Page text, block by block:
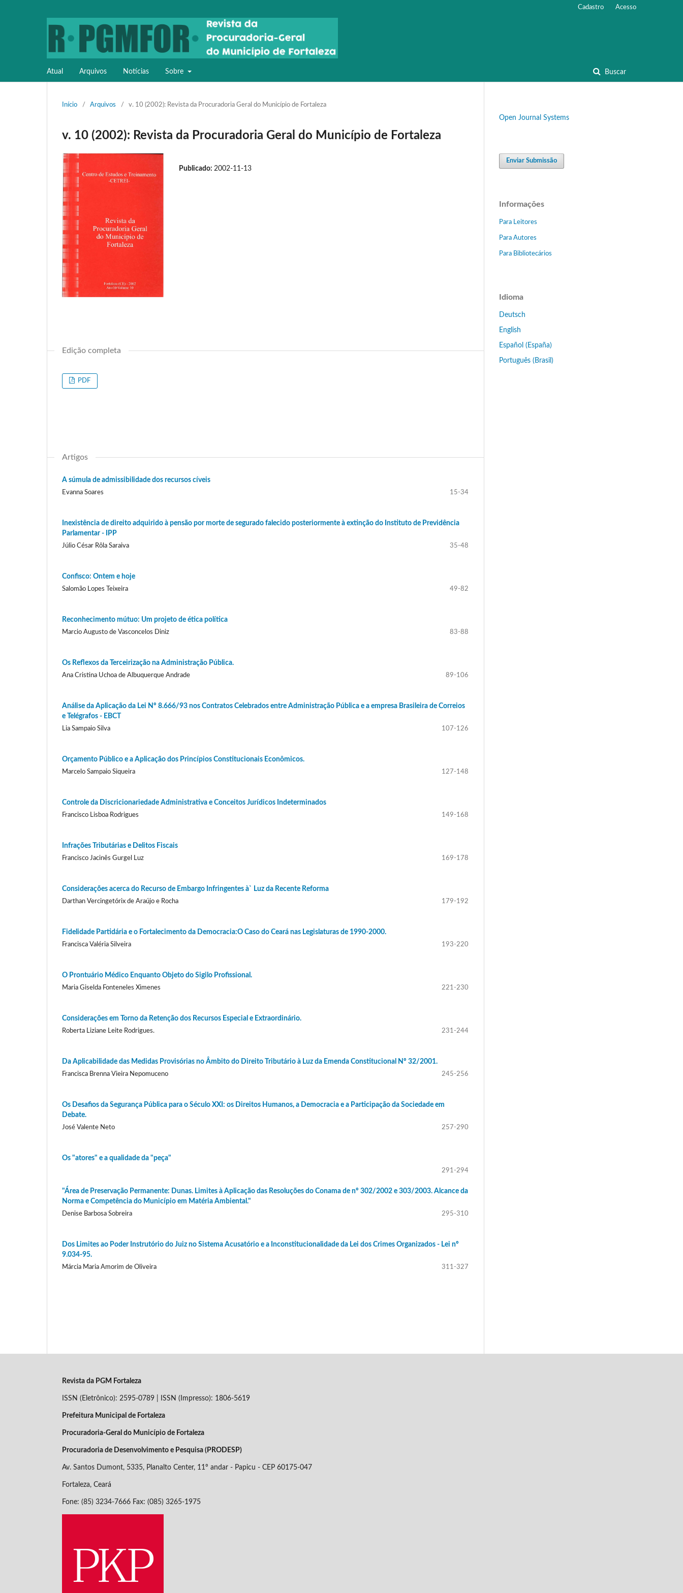
Atual Arquivos Notícias Sobre Buscar
Cadastro Acesso
Início / Arquivos / v. 10 (2002): Revista da Procuradoria Geral do Município de Fortaleza
v. 10 (2002): Revista da Procuradoria Geral do Município de Fortaleza
Publicado: 2002-11-13
Edição completa
PDF
Artigos
A súmula de admissibilidade dos recursos cíveis
Evanna Soares 15-34
Inexistência de direito adquirido à pensão por morte de segurado falecido posteriormente à extinção do Instituto de Previdência
Parlamentar - IPP
Júlio César Rôla Saraiva 35-48
Confisco: Ontem e hoje
Salomão Lopes Teixeira 49-82
Reconhecimento mútuo: Um projeto de ética política
Marcio Augusto de Vasconcelos Diniz 83-88
Os Reflexos da Terceirização na Administração Pública.
Ana Cristina Uchoa de Albuquerque Andrade 89-106
Análise da Aplicação da Lei Nº 8.666/93 nos Contratos Celebrados entre Administração Pública e a empresa Brasileira de Correios
e Telégrafos - EBCT
Lia Sampaio Silva 107-126
Orçamento Público e a Aplicação dos Princípios Constitucionais Econômicos.
Marcelo Sampaio Siqueira 127-148
Controle da Discricionariedade Administrativa e Conceitos Jurídicos Indeterminados
Francisco Lisboa Rodrigues 149-168
Infrações Tributárias e Delitos Fiscais
Francisco Jacinês Gurgel Luz 169-178
Considerações acerca do Recurso de Embargo Infringentes à` Luz da Recente Reforma
Darthan Vercingetórix de Araújo e Rocha 179-192
Fidelidade Partidária e o Fortalecimento da Democracia:O Caso do Ceará nas Legislaturas de 1990-2000.
Francisca Valéria Silveira 193-220
O Prontuário Médico Enquanto Objeto do Sigilo Profissional.
Maria Giselda Fonteneles Ximenes 221-230
Considerações em Torno da Retenção dos Recursos Especial e Extraordinário.
Roberta Liziane Leite Rodrigues. 231-244
Da Aplicabilidade das Medidas Provisórias no Âmbito do Direito Tributário à Luz da Emenda Constitucional Nº 32/2001.
Francisca Brenna Vieira Nepomuceno 245-256
Os Desafios da Segurança Pública para o Século XXI: os Direitos Humanos, a Democracia e a Participação da Sociedade em
Debate.
José Valente Neto 257-290
Os "atores" e a qualidade da "peça"
291-294
"Área de Preservação Permanente: Dunas. Limites à Aplicação das Resoluções do Conama de nº 302/2002 e 303/2003. Alcance da
Norma e Competência do Município em Matéria Ambiental."
Denise Barbosa Sobreira 295-310
Dos Limites ao Poder Instrutório do Juiz no Sistema Acusatório e a Inconstitucionalidade da Lei dos Crimes Organizados - Lei nº
9.034-95.
Márcia Maria Amorim de Oliveira 311-327
Open Journal Systems
Enviar Submissão
Informações
Para Leitores
Para Autores
Para Bibliotecários
Idioma
Deutsch
English
Español (España)
Português (Brasil)
Revista da PGM Fortaleza
ISSN (Eletrônico): 2595-0789 | ISSN (Impresso): 1806-5619
Prefeitura Municipal de Fortaleza
Procuradoria-Geral do Município de Fortaleza
Procuradoria de Desenvolvimento e Pesquisa (PRODESP)
Av. Santos Dumont, 5335, Planalto Center, 11º andar - Papicu - CEP 60175-047
Fortaleza, Ceará
Fone: (85) 3234-7666 Fax: (085) 3265-1975